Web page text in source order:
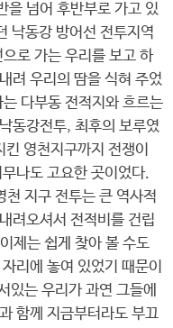
을 넘어 후반부로 가고 있
낙동강 방어선 전투지역
로 가는 우리를 보고 하
려 우리의 땀을 식혀 주었
다부동 전적지와 흐르는
동강전투, 최후의 보루였
영천지구까지 전쟁이
나도 고요한 곳이었다.
천 지구 전투는 큰 역사적
려오셔서 전적비를 건립
제는 쉽게 찾아 볼 수도
리에 놓여 있었기 때문이
있는 우리가 과연 그들에
함께 지금부터라도 부끄